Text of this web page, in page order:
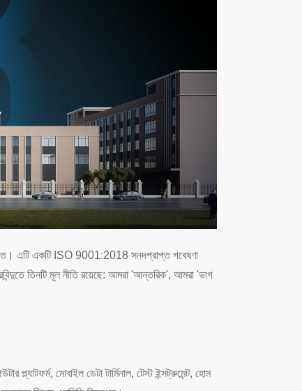
এটি একটি ISO 9001:2018 সনদপ্রাপ্ত গবেষণা
তিনটি মূল নীতি রয়েছে: আমরা 'আন্তরিক', আমরা 'ভাগ
মোবাইল ডেটা টার্মিনাল, টেস্ট ইন্সট্রুমেন্ট, হোম